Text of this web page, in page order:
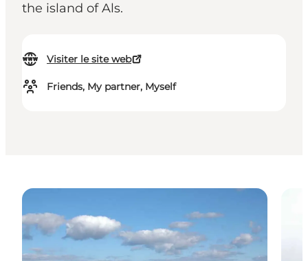
the island of Als.
Visiter le site web
Friends, My partner, Myself